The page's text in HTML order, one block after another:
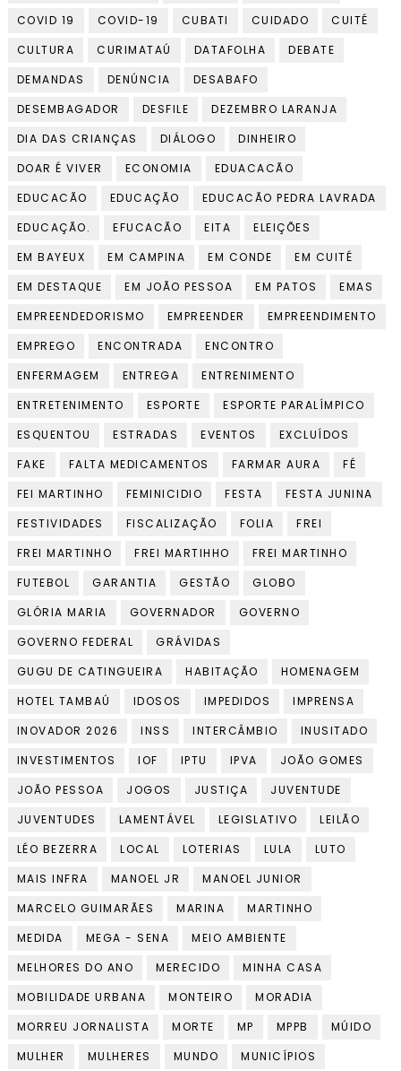
COVID 19
COVID-19 CUBATI CUIDADO
CUITÉ
CULTURA
CURIMATAÚ DATAFOLHA
DEBATE
DEMANDAS
DENÚNCIA
DESABAFO
DESEMBAGADOR
DESFILE
DEZEMBRO LARANJA
DIA DAS CRIANÇAS
DIÁLOGO
DINHEIRO
DOAR É VIVER
ECONOMIA
EDUACACÃO
EDUCACÃO
EDUCAÇÃO
EDUCACÃO PEDRA LAVRADA
EDUCAÇÃO.
EFUCACÃO EITA
ELEIÇÕES
EM BAYEUX
EM CAMPINA EM CONDE
EM CUITÉ
EM DESTAQUE
EM JOÃO PESSOA EM PATOS
EMAS
EMPREENDEDORISMO
EMPREENDER
EMPREENDIMENTO
EMPREGO
ENCONTRADA
ENCONTRO
ENFERMAGEM
ENTREGA
ENTRENIMENTO
ENTRETENIMENTO
ESPORTE
ESPORTE PARALÍMPICO
ESQUENTOU
ESTRADAS EVENTOS
EXCLUÍDOS
FAKE
FALTA MEDICAMENTOS FARMAR AURA
FÉ
FEI MARTINHO
FEMINICIDIO FESTA
FESTA JUNINA
FESTIVIDADES
FISCALIZAÇÃO FOLIA
FREI
FREI MARTINHO
FREI MARTIHHO
FREI MARTINHO
FUTEBOL
GARANTIA GESTÃO
GLOBO
GLÓRIA MARIA
GOVERNADOR
GOVERNO
GOVERNO FEDERAL
GRÁVIDAS
GUGU DE CATINGUEIRA
HABITAÇÃO
HOMENAGEM
HOTEL TAMBAÚ
IDOSOS IMPEDIDOS
IMPRENSA
INOVADOR 2026
INSS INTERCÂMBIO
INUSITADO
INVESTIMENTOS
IOF IPTU IPVA
JOÃO GOMES
JOÃO PESSOA
JOGOS JUSTIÇA
JUVENTUDE
JUVENTUDES
LAMENTÁVEL LEGISLATIVO
LEILÃO
LÉO BEZERRA
LOCAL LOTERIAS LULA
LUTO
MAIS INFRA
MANOEL JR
MANOEL JUNIOR
MARCELO GUIMARÃES
MARINA
MARTINHO
MEDIDA
MEGA - SENA
MEIO AMBIENTE
MELHORES DO ANO
MERECIDO
MINHA CASA
MOBILIDADE URBANA
MONTEIRO
MORADIA
MORREU JORNALISTA
MORTE MP MPPB
MÚIDO
MULHER
MULHERES MUNDO
MUNICÍPIOS